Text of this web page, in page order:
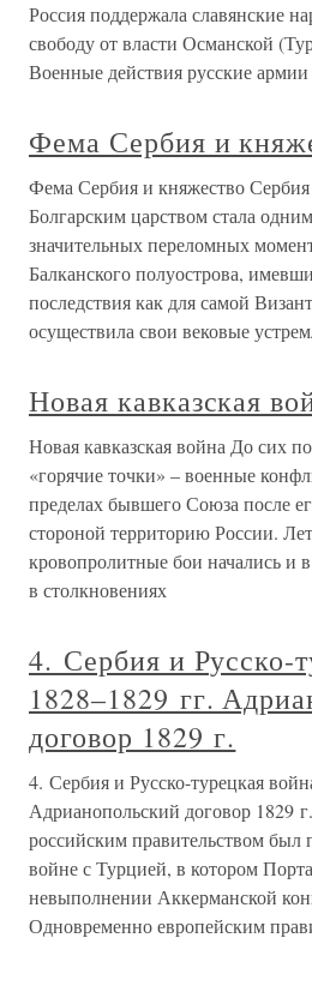
Россия поддержала славянские
свободу от власти Османской
Военные действия русские
Фема Сербия и
Фема Сербия и княжество
Болгарским царством стала
значительных переломных
Балканского полуострова,
последствия как для самой
осуществила свои вековые
Новая кавказская
Новая кавказская война До сих
«горячие точки» – военные
пределах бывшего Союза после
стороной территорию России.
кровопролитные бои начались и
в столкновениях
4. Сербия и Русско-
1828–1829 гг.
договор 1829 г.
4. Сербия и Русско-турецкая
Адрианопольский договор 1829
российским правительством
войне с Турцией, в котором
невыполнении Аккерманской
Одновременно европейским